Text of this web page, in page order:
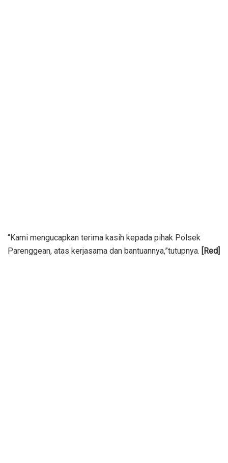
“Kami mengucapkan terima kasih kepada pihak Polsek
Parenggean, atas kerjasama dan bantuannya,”tutupnya. [Red]